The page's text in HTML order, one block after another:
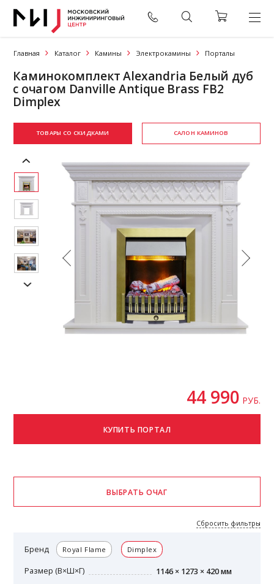
Главная Каталог Камины Электрокамины Порталы
Каминокомплект Alexandria Белый дуб
с очагом Danville Antique Brass FB2
Dimplex
ТОВАРЫ СО СКИДКАМИ САЛОН КАМИНОВ
44 990 РУБ.
Бренд Royal Flame Dimplex
Размер (В×Ш×Г) 1146 × 1273 × 420 мм
Сбросить фильтры